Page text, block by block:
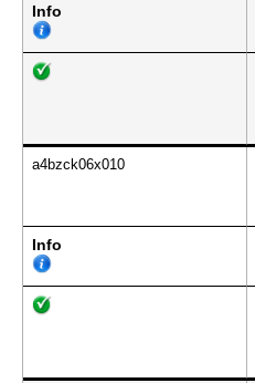
Info
a4bzck06x010
Info